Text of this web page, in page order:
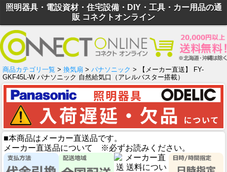
照明器具・電設資材・住宅設備・DIY・工具・カー用品の通
販 コネクトオンライン
商品カテゴリ一覧 > 換気扇 > パナソニック > 【メーカー直送】 FY-
GKF45L-W パナソニック 自然給気口（アレルバスター搭載）
■本商品はメーカー直送品です。
メーカー直送品について ※必ずお読みください。